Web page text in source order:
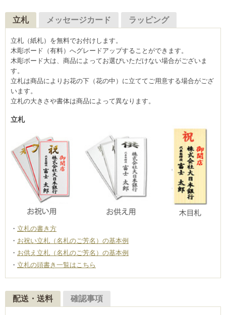
立札 メッセージカード ラッピング
立札（紙札）を無料でお付けします。
木彫ボード（有料）へグレードアップすることができます。
木彫ボード大は、商品によってお選びいただけない場合がございま
す。
立札は商品によりお花の下（花の中）に立ててご用意する場合がござ
います。
立札の大きさや書体は商品によって異なります。
立札
立札の書き方
お祝い立札（名札のご芳名）の基本例
お供え立札（名札のご芳名）の基本例
立札の頭書き一覧はこちら
配送・送料 確認事項